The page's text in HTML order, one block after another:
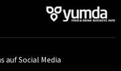
auf Social Media